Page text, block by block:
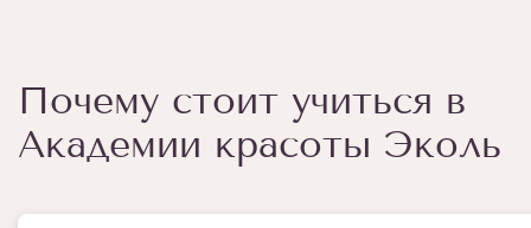
Почему стоит учиться в
Академии красоты Эколь